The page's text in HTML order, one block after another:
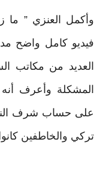
وأكمل العنزي ” ما
فيديو كامل واضح
العديد من مكاتب
المشكلة وأعرف
على حساب شرف
تركي والخاطفين